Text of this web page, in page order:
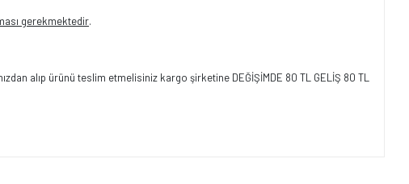
gerekmektedir.
alıp ürünü teslim etmelisiniz kargo şirketine DEĞİŞİMDE 80 TL GELİŞ 80 TL